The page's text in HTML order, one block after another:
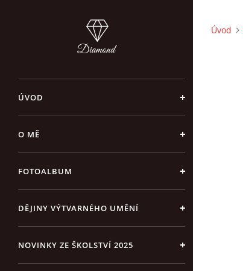
ÚVOD
O MĚ
FOTOALBUM
DĚJINY VÝTVARNÉHO UMĚNÍ
NOVINKY ZE ŠKOLSTVÍ 2025
Úvod